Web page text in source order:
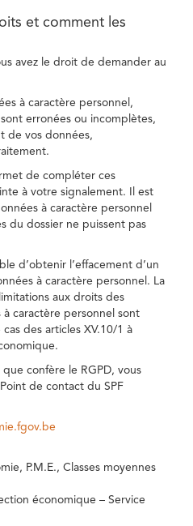
et comment les
avez le droit de demander au
à caractère personnel,
erronées ou incomplètes,
de vos données,
de compléter ces
à votre signalement. Il est
à caractère personnel
du dossier ne puissent pas
d’obtenir l’effacement d’un
à caractère personnel. La
aux droits des
caractère personnel sont
des articles XV.10/1 à
confère le RGPD, vous
de contact du SPF
P.M.E., Classes moyennes
économique – Service